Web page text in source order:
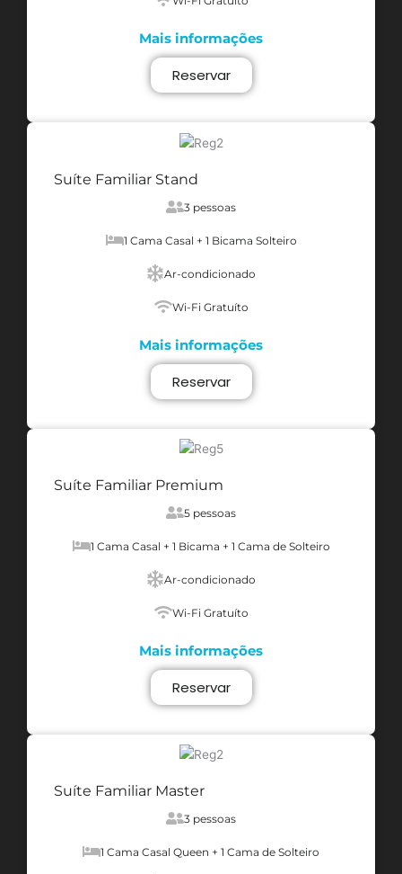
Mais informações
Reservar
Suíte Familiar Stand
3 pessoas
1 Cama Casal + 1 Bicama Solteiro
Ar-condicionado
Wi-Fi Gratuíto
Mais informações
Reservar
Suíte Familiar Premium
5 pessoas
1 Cama Casal + 1 Bicama + 1 Cama de Solteiro
Ar-condicionado
Wi-Fi Gratuíto
Mais informações
Reservar
Suíte Familiar Master
3 pessoas
1 Cama Casal Queen + 1 Cama de Solteiro